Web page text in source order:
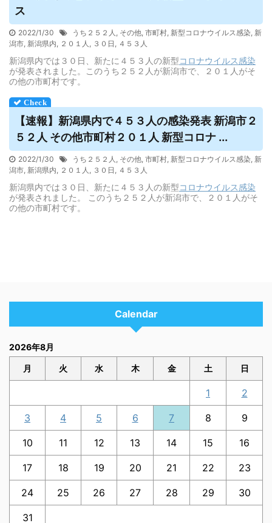
ス
2022/1/30 うち２５２人 , その他, 市町村, 新型コロナウイルス感染, 新
潟市, 新潟県内, ２０１人 , ３０日 , ４５３人
新潟県内では３０日、新たに４５３人の新型コロナウイルス感染
が発表されました。このうち２５２人が新潟市で、２０１人がそ
の他の市町村です。
【速報】新潟県内で４５３人の感染発表 新潟市２
５２人 その他市町村２０１人 新型コロナ ...
2022/1/30 うち２５２人 , その他, 市町村, 新型コロナウイルス感染, 新
潟市, 新潟県内, ２０１人 , ３０日 , ４５３人
新潟県内では３０日、新たに４５３人の新型コロナウイルス感染
が発表されました。 このうち２５２人が新潟市で、２０１人がそ
の他の市町村です。
Calendar
2026年8月
月 火 水 木 金 土 日
1 2
3 4 5 6 7 8 9
10 11 12 13 14 15 16
17 18 19 20 21 22 23
24 25 26 27 28 29 30
31